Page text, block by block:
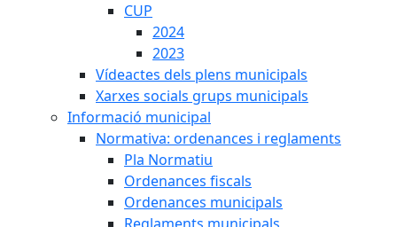
CUP
2024
2023
Vídeactes dels plens municipals
Xarxes socials grups municipals
Informació municipal
Normativa: ordenances i reglaments
Pla Normatiu
Ordenances fiscals
Ordenances municipals